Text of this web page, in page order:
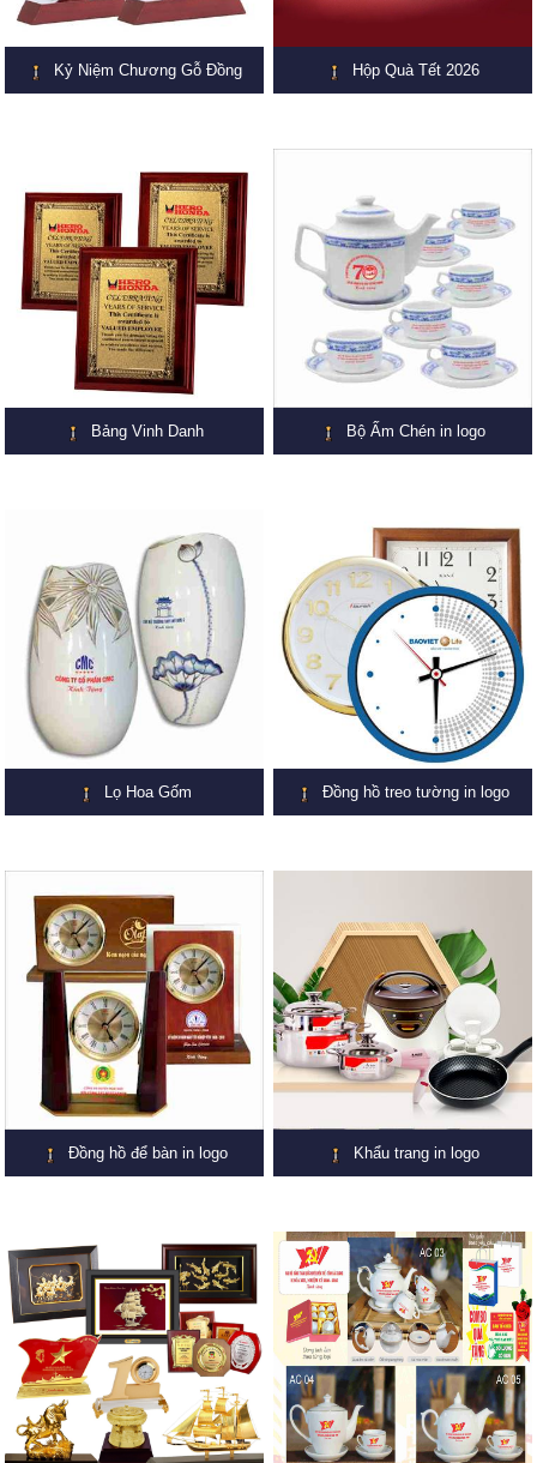
Kỷ Niệm Chương Gỗ Đồng Hộp Quà Tết 2026
Bảng Vinh Danh Bộ Ấm Chén in logo
Lọ Hoa Gốm Đồng hồ treo tường in logo
Đồng hồ để bàn in logo Khẩu trang in logo